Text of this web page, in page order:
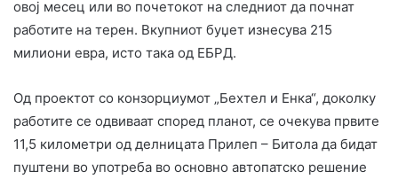
овој месец или во почетокот на следниот да почнат
работите на терен. Вкупниот буџет изнесува 215
милиони евра, исто така од ЕБРД.
Од проектот со конзорциумот „Бехтел и Енка“, доколку
работите се одвиваат според планот, се очекува првите
11,5 километри од делницата Прилеп – Битола да бидат
пуштени во употреба во основно автопатско решение